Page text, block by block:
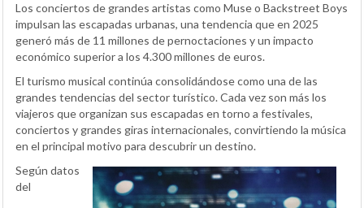
Los conciertos de grandes artistas como Muse o Backstreet Boys
impulsan las escapadas urbanas, una tendencia que en 2025
generó más de 11 millones de pernoctaciones y un impacto
económico superior a los 4.300 millones de euros.
El turismo musical continúa consolidándose como una de las
grandes tendencias del sector turístico. Cada vez son más los
viajeros que organizan sus escapadas en torno a festivales,
conciertos y grandes giras internacionales, convirtiendo la música
en el principal motivo para descubrir un destino.
Según datos
del